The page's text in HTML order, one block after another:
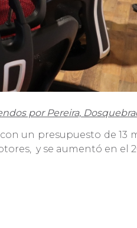
por Pereira,
un presupuesto de 13
y se aumentó en el